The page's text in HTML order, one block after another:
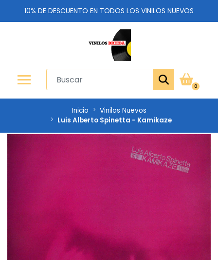
10% DE DESCUENTO EN TODOS LOS VINILOS NUEVOS
0
Inicio
Vinilos Nuevos
Luis Alberto Spinetta - Kamikaze